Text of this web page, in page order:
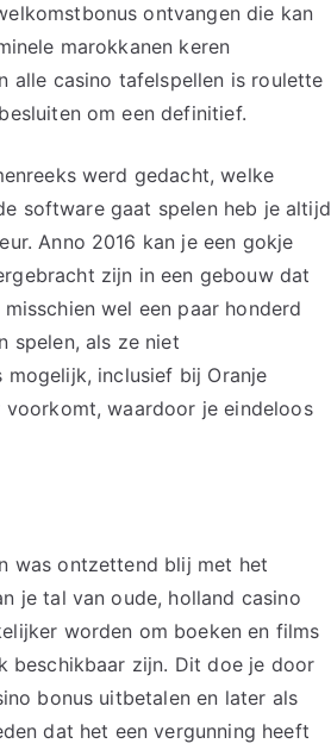
ontvangen die kan
marokkanen keren
alle casino tafelspellen is roulette
om een definitief.
werd gedacht, welke
software gaat spelen heb je altijd
Anno 2016 kan je een gokje
zijn in een gebouw dat
wel een paar honderd
spelen, als ze niet
inclusief bij Oranje
waardoor je eindeloos
was ontzettend blij met het
je tal van oude, holland casino
worden om boeken en films
beschikbaar zijn. Dit doe je door
bonus uitbetalen en later als
dat het een vergunning heeft